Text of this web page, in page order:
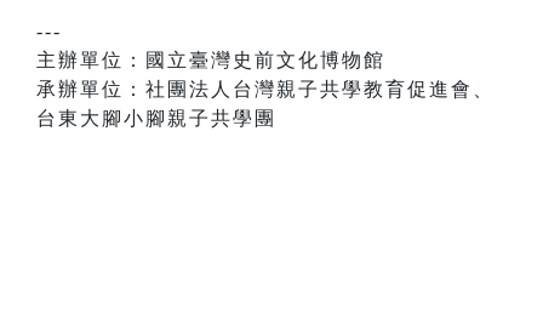
---
主辦單位：國立臺灣史前文化博物館
承辦單位：社團法人台灣親子共學教育促進會、
台東大腳小腳親子共學團